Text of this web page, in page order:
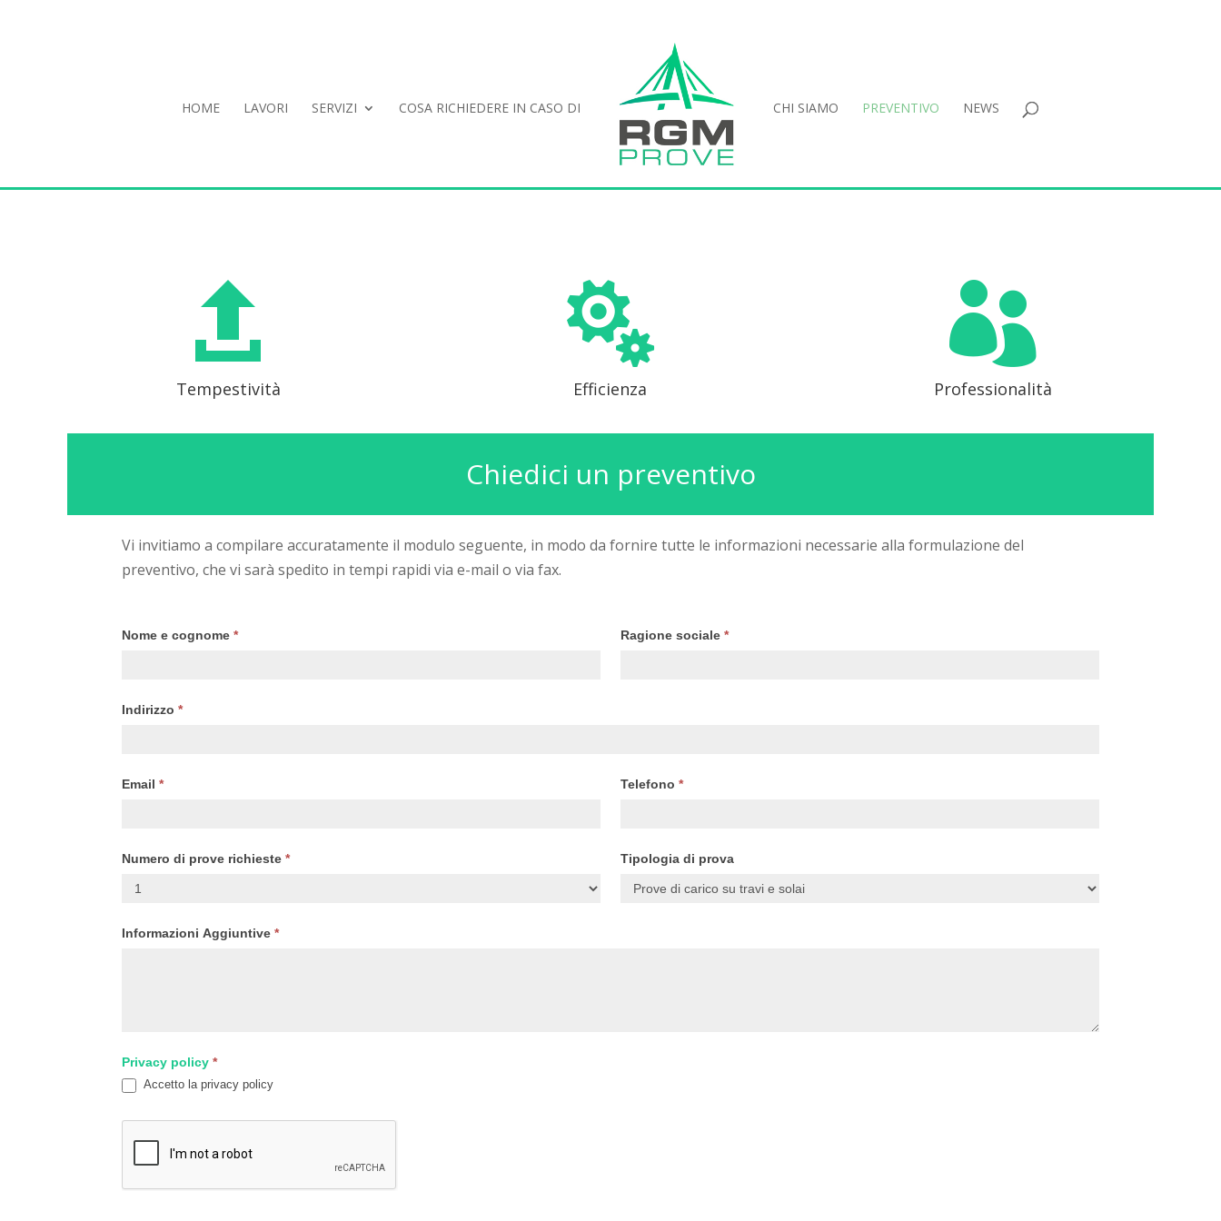
HOME LAVORI SERVIZI COSA RICHIEDERE IN CASO DI CHI SIAMO PREVENTIVO NEWS

Tempestività

Efficienza

Professionalità
Chiedici un preventivo
Vi invitiamo a compilare accuratamente il modulo seguente, in modo da fornire tutte le informazioni necessarie alla formulazione del
preventivo, che vi sarà spedito in tempi rapidi via e-mail o via fax.
Richiesta
Nome e cognome* Ragione sociale *
Indirizzo*
Email* Telefono *
Numero di prove richieste* Tipologia di prova
Informazioni Aggiuntive*
Privacy policy *
Accetto la privacy policy